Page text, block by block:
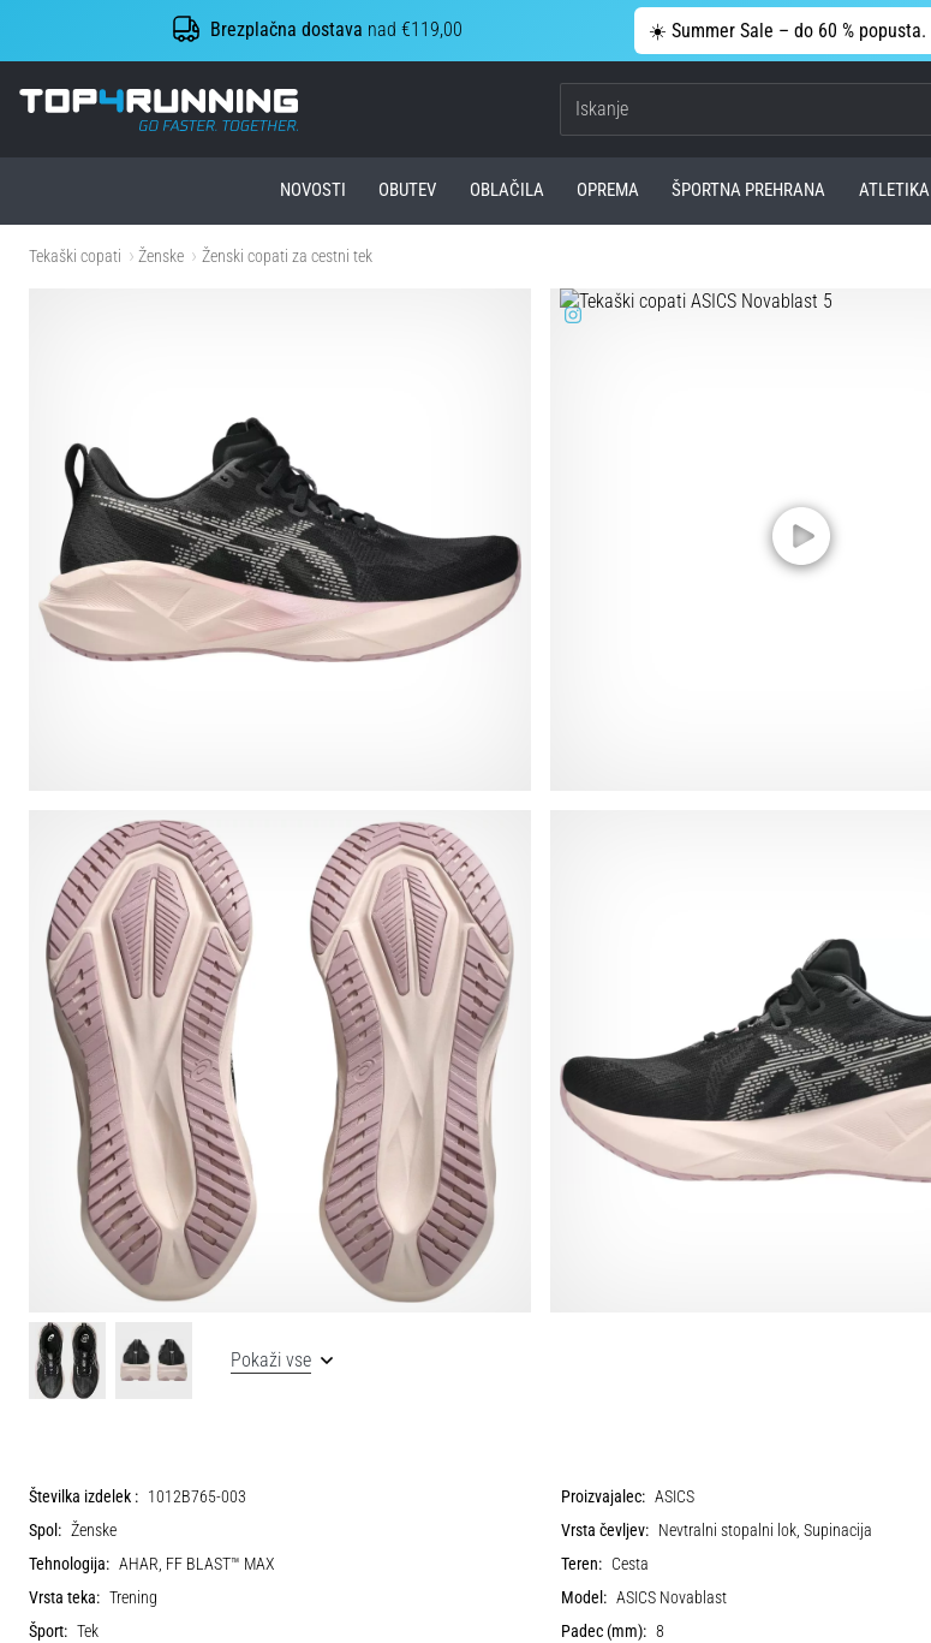
Brezplačna dostava nad €119,00 ☀️ Summer Sale – do 60 % popusta.
Top4Running.si
NOVOSTI OBUTEV OBLAČILA OPREMA ŠPORTNA PREHRANA ATLETIKA
Tekaški copati Ženske Ženski copati za cestni tek
Pokaži vse
Številka izdelek : 1012B765-003 Proizvajalec: ASICS
Spol: Ženske Vrsta čevljev: Nevtralni stopalni lok, Supinacija
Tehnologija: AHAR, FF BLAST™ MAX Teren: Cesta
Vrsta teka: Trening Model: ASICS Novablast
Šport: Tek Padec (mm): 8